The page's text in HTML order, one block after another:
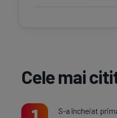
Cele mai
S-a încheiat